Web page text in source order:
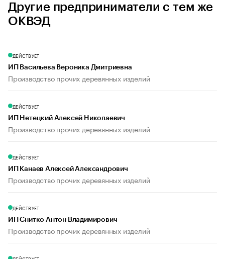
Другие предприниматели с тем же
ОКВЭД
ДЕЙСТВУЕТ
ИП Васильева Вероника Дмитриевна
Производство прочих деревянных изделий
ДЕЙСТВУЕТ
ИП Нетецкий Алексей Николаевич
Производство прочих деревянных изделий
ДЕЙСТВУЕТ
ИП Канаев Алексей Александрович
Производство прочих деревянных изделий
ДЕЙСТВУЕТ
ИП Снитко Антон Владимирович
Производство прочих деревянных изделий